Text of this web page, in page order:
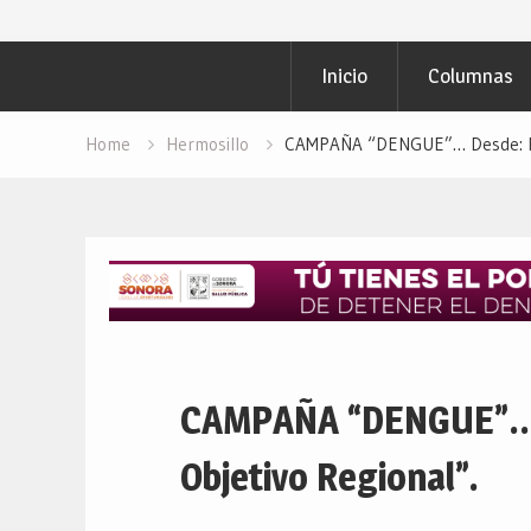
Inicio Columnas
Home Hermosillo CAMPAÑA “DENGUE”…
CAMPAÑA
Objetivo Regional”.